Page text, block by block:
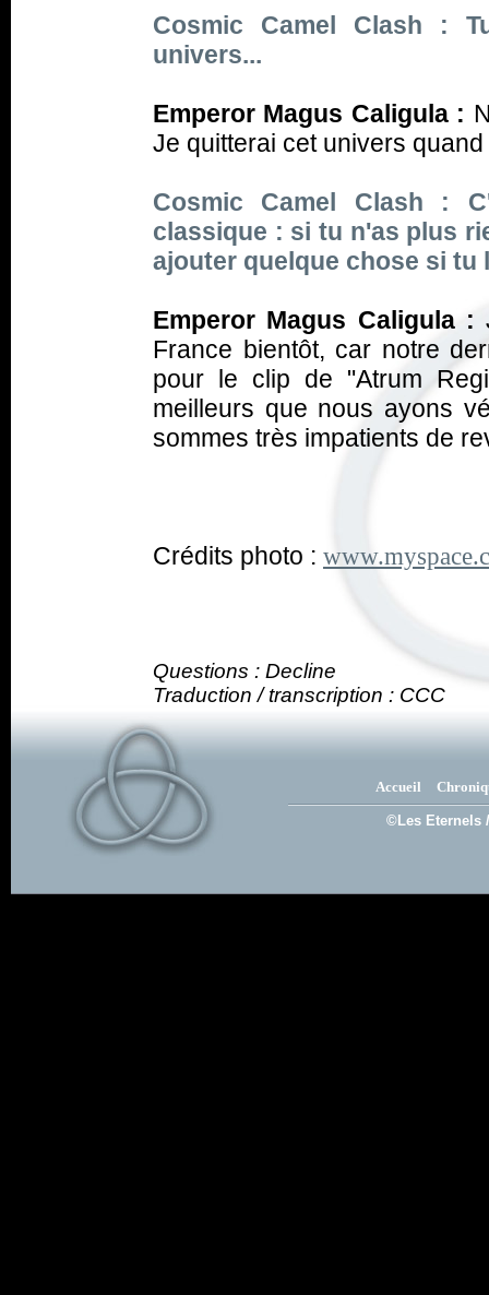
Cosmic Camel Clash :
univers...
Emperor Magus Caligula :
Je quitterai cet univers
Cosmic Camel Clash :
classique : si tu n'as plus
ajouter quelque chose si
Emperor Magus Caligula :
France bientôt, car notre
pour le clip de "Atrum
meilleurs que nous ayons
sommes très impatients de
Crédits photo :
Questions : Decline
Traduction / transcription : CCC
Accueil
©Les Eternels